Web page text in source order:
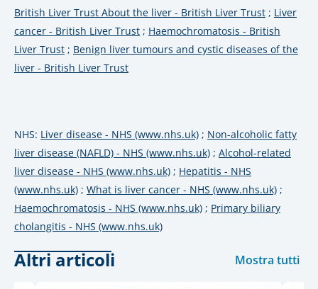
British Liver Trust About the liver - British Liver Trust ; Liver
cancer - British Liver Trust ; Haemochromatosis - British
Liver Trust ; Benign liver tumours and cystic diseases of the
liver - British Liver Trust
NHS: Liver disease - NHS (www.nhs.uk) ; Non-alcoholic fatty
liver disease (NAFLD) - NHS (www.nhs.uk) ; Alcohol-related
liver disease - NHS (www.nhs.uk) ; Hepatitis - NHS
(www.nhs.uk) ; What is liver cancer - NHS (www.nhs.uk) ;
Haemochromatosis - NHS (www.nhs.uk) ; Primary biliary
cholangitis - NHS (www.nhs.uk)
Altri articoli Mostra tutti